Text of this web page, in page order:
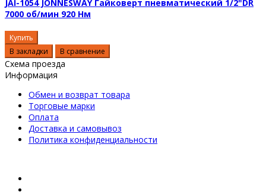
JAI-1054 JONNESWAY Гайковерт пневматический 1/2"DR
7000 об/мин 920 Нм
Купить
В закладки
В сравнение
Схема проезда
Информация
Обмен и возврат товара
Торговые марки
Оплата
Доставка и самовывоз
Политика конфиденциальности